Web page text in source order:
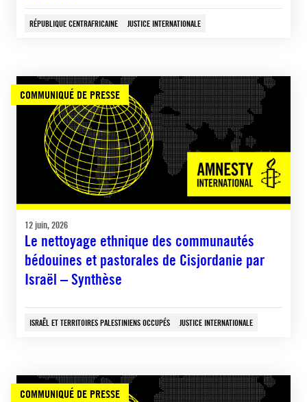
RÉPUBLIQUE CENTRAFRICAINE JUSTICE INTERNATIONALE
COMMUNIQUÉ DE PRESSE
12 juin, 2026
Le nettoyage ethnique des communautés
bédouines et pastorales de Cisjordanie par
Israël – Synthèse
ISRAËL ET TERRITOIRES PALESTINIENS OCCUPÉS JUSTICE INTERNATIONALE
COMMUNIQUÉ DE PRESSE